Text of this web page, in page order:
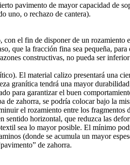
pavimento de mayor capacidad de
uno, o rechazo de cantera).
con el fin de disponer de un
que la fracción fina sea pequeña,
constructivas, no pueda ser
El material calizo presentará una
granítica tendrá una mayor
para garantizar el buen
de zahorra, se podría colocar bajo la
el rozamiento entre los fragmentos
sentido horizontal, que reduzca las
sea lo mayor posible. El mínimo
(donde se acumula un mayor
de zahorra.